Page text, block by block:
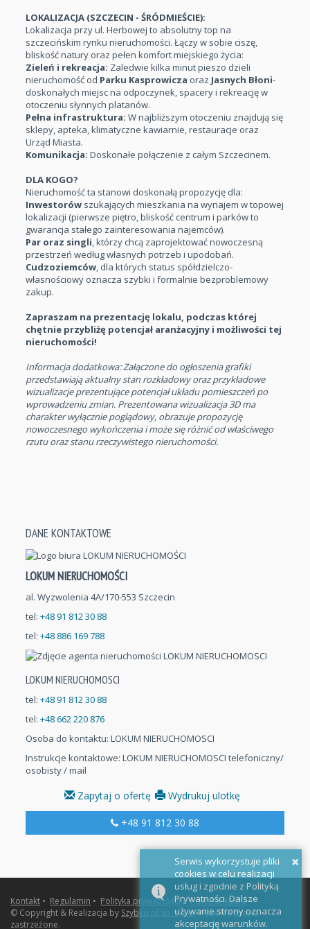
LOKALIZACJA (SZCZECIN - ŚRÓDMIEŚCIE):
Lokalizacja przy ul. Herbowej to absolutny top na
szczecińskim rynku nieruchomości. Łączy w sobie ciszę,
bliskość natury oraz pełen komfort miejskiego życia:
Zieleń i rekreacja: Zaledwie kilka minut pieszo dzieli
nieruchomość od Parku Kasprowicza oraz Jasnych Błoni-
doskonałych miejsc na odpoczynek, spacery i rekreację w
otoczeniu słynnych platanów.
Pełna infrastruktura: W najbliższym otoczeniu znajdują się
sklepy, apteka, klimatyczne kawiarnie, restauracje oraz
Urząd Miasta.
Komunikacja: Doskonałe połączenie z całym Szczecinem.
DLA KOGO?
Nieruchomość ta stanowi doskonałą propozycję dla:
Inwestorów szukających mieszkania na wynajem w topowej
lokalizacji (pierwsze piętro, bliskość centrum i parków to
gwarancja stałego zainteresowania najemców).
Par oraz singli, którzy chcą zaprojektować nowoczesną
przestrzeń według własnych potrzeb i upodobań.
Cudzoziemców, dla których status spółdzielczo-
własnościowy oznacza szybki i formalnie bezproblemowy
zakup.
Zapraszam na prezentację lokalu, podczas której
chętnie przybliżę potencjał aranżacyjny i możliwości tej
nieruchomości!
Informacja dodatkowa: Załączone do ogłoszenia grafiki
przedstawiają aktualny stan rozkładowy oraz przykładowe
wizualizacje prezentujące potencjał układu pomieszczeń po
wprowadzeniu zmian. Prezentowana wizualizacja 3D ma
charakter wyłącznie poglądowy, obrazuje propozycję
nowoczesnego wykończenia i może się różnić od właściwego
rzutu oraz stanu rzeczywistego nieruchomości.
DANE KONTAKTOWE
LOKUM NIERUCHOMOŚCI
al. Wyzwolenia 4A/170-553 Szczecin
tel: +48 91 812 30 88
tel: +48 886 169 788
LOKUM NIERUCHOMOSCI
tel: +48 91 812 30 88
tel: +48 662 220 876
Osoba do kontaktu: LOKUM NIERUCHOMOSCI
Instrukcje kontaktowe: LOKUM NIERUCHOMOSCI telefoniczny/
osobisty / mail
Zapytaj o ofertę Wydrukuj ulotkę
+48 91 812 30 88
Kontakt • Regulamin • Polityka prywatności•Polityka RODO•
© Copyright & Realizacja by Szybko.pl Sp. z o.o.Wszelkie prawa
zastrzeżone.
×
Serwis wykorzystuje pliki
cookies w celu realizacji
usług i zgodnie z Polityką
Prywatności. Dalsze
używanie strony oznacza
akceptację warunków.